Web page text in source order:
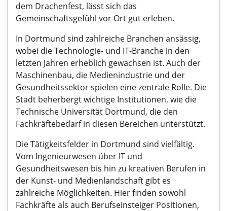
dem Drachenfest, lässt sich das
Gemeinschaftsgefühl vor Ort gut erleben.
In Dortmund sind zahlreiche Branchen ansässig,
wobei die Technologie- und IT-Branche in den
letzten Jahren erheblich gewachsen ist. Auch der
Maschinenbau, die Medienindustrie und der
Gesundheitssektor spielen eine zentrale Rolle. Die
Stadt beherbergt wichtige Institutionen, wie die
Technische Universität Dortmund, die den
Fachkräftebedarf in diesen Bereichen unterstützt.
Die Tätigkeitsfelder in Dortmund sind vielfältig.
Vom Ingenieurwesen über IT und
Gesundheitswesen bis hin zu kreativen Berufen in
der Kunst- und Medienlandschaft gibt es
zahlreiche Möglichkeiten. Hier finden sowohl
Fachkräfte als auch Berufseinsteiger Positionen,